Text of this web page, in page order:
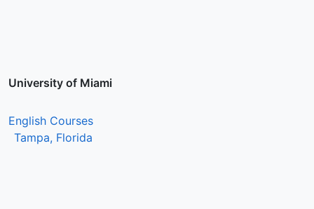
University of Miami
English Courses
Tampa, Florida